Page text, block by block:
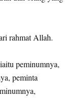
rahmat Allah.
peminumnya,
peminta